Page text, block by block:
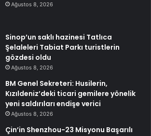
Ağustos 8, 2026
Sinop’un saklı hazinesi Tatlıca
Şelaleleri Tabiat Parkı turistlerin
gözdesi oldu
Ağustos 8, 2026
BM Genel Sekreteri: Husilerin,
Kızıldeniz’deki ticari gemilere yönelik
yeni saldırıları endişe verici
Ağustos 8, 2026
Çin’in Shenzhou-23 Misyonu Başarılı